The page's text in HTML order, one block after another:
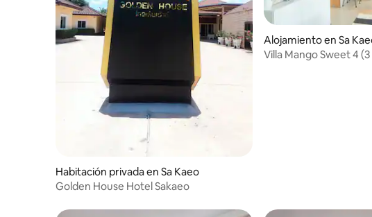
Habitación privada en Sa Kaeo
Golden House Hotel Sakaeo
Alojamiento en Sa
Villa Mango Sweet 4